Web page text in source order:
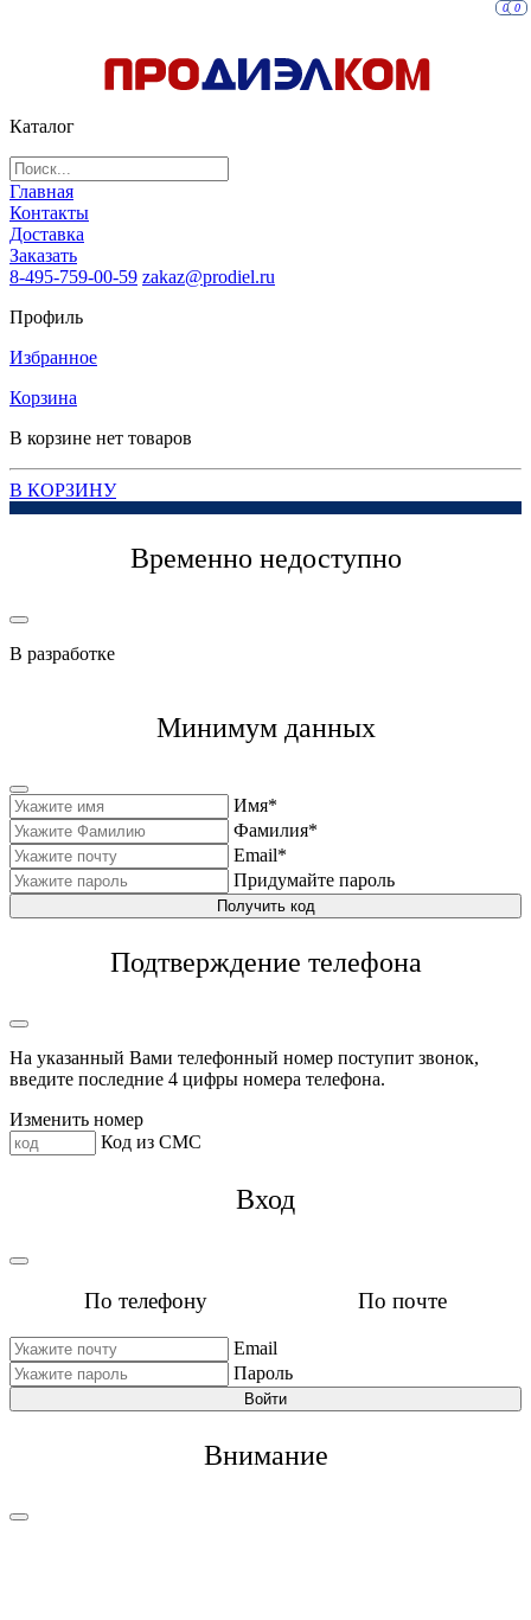
Каталог
Главная
Контакты
Доставка
Заказать
8-495-759-00-59 zakaz@prodiel.ru
Профиль
Избранное
0
Корзина
0
В корзине нет товаров
В КОРЗИНУ
Временно недоступно
В разработке
Минимум данных
Имя*
Фамилия*
Email*
Придумайте пароль
Получить код
Подтверждение телефона
На указанный Вами телефонный номер поступит звонок,
введите последние 4 цифры номера телефона.
Изменить номер
Код из СМС
Вход
По телефону По почте
Email
Пароль
Войти
Внимание